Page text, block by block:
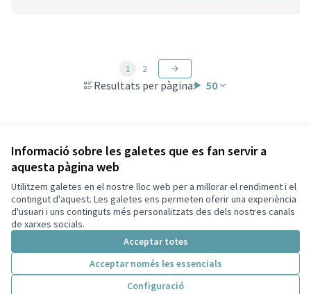
Informació sobre les galetes que es fan servir a
aquesta pàgina web
Utilitzem galetes en el nostre lloc web per a millorar el rendiment i el
contingut d'aquest. Les galetes ens permeten oferir una experiència
d'usuari i uns continguts més personalitzats des dels nostres canals
de xarxes socials.
Acceptar totes
Acceptar només les essencials
Configuració
Resultats per pàgina: 50
1 2
Veure totes les propostes retirades
Termes i condicions d'ús
Configuració de les galetes
Decidim Sant Cugat a X
(Enllaç extern)
Decidim Sant Cugat a Facebook
Decidim Sant Cugat a Instagram
Decidim Sant Cugat a GitHub
(Enllaç extern)
Amb
(Enllaç